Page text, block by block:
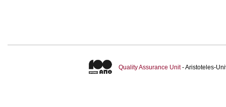
Quality Assurance Unit- Aristoteles-